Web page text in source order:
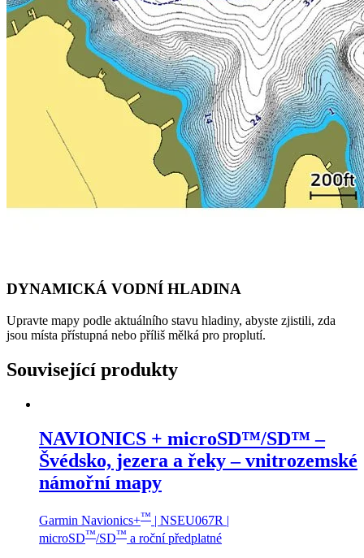
DYNAMICKÁ VODNÍ HLADINA
Upravte mapy podle aktuálního stavu hladiny, abyste zjistili, zda
jsou místa přístupná nebo příliš mělká pro proplutí.
Související produkty
NAVIONICS + microSD™/SD™ –
Švédsko, jezera a řeky – vnitrozemské
námořní mapy
Garmin Navionics+™ | NSEU067R |
microSD™/SD™ a roční předplatné